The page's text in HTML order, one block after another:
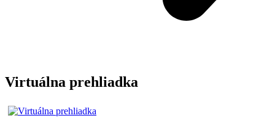
Virtuálna prehliadka